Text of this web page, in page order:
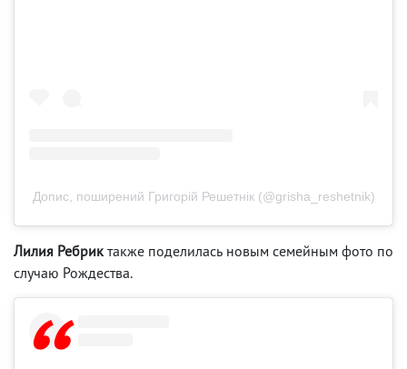
Допис, поширений Григорій Решетнік (@grisha_reshetnik)
Лилия Ребриктакже поделилась новым семейным фото по
случаю Рождества.